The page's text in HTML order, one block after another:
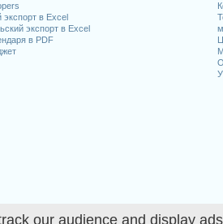
our audience and display
экспорт в Excel
экспорт в Excel
в PDF